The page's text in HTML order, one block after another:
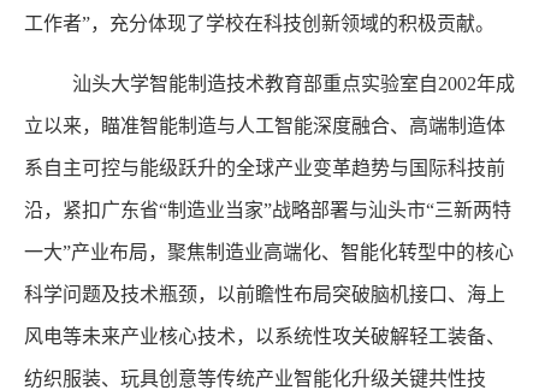
工作者”，充分体现了学校在科技创新领域的积极贡献。
汕头大学智能制造技术教育部重点实验室自2002年成
立以来，瞄准智能制造与人工智能深度融合、高端制造体
系自主可控与能级跃升的全球产业变革趋势与国际科技前
沿，紧扣广东省“制造业当家”战略部署与汕头市“三新两特
一大”产业布局，聚焦制造业高端化、智能化转型中的核心
科学问题及技术瓶颈，以前瞻性布局突破脑机接口、海上
风电等未来产业核心技术，以系统性攻关破解轻工装备、
纺织服装、玩具创意等传统产业智能化升级关键共性技